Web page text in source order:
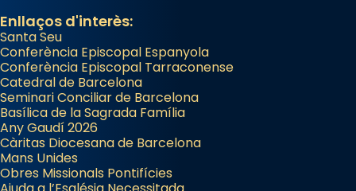
apòstol màrtir, decapitat a Jerusalem per
Herodes Agripa (vers l'any 44).
Patró de Galícia, després de les invasions
musulmanes fou venerat com a patró dels
Regnes castellans i més tard de tota
Espanya.
El seu sepulcre a Compostela fou un gran
centre de peregrinacions medievals de tot
Enllaços d'interès:
Santa Seu
Conferència Episcopal Espanyola
Conferència Episcopal Tarraconense
Catedral de Barcelona
Seminari Conciliar de Barcelona
Basílica de la Sagrada Família
Any Gaudí 2026
Càritas Diocesana de Barcelona
Mans Unides
Obres Missionals Pontifícies